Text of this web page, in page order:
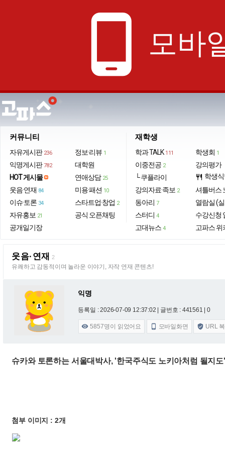
phone_android 모바
커뮤니티
자유게시판 236
익명게시판 782
HOT 게시물
웃음·연재 84
이슈·토론 34
자유홍보 21
공개일기장
정보·리뷰 1
대학원
연애상담 25
미용·패션 10
스타트업·창업 2
공식 오픈채팅
재학생
학과 TALK 111
이중전공 2
└ 쿠플라이
강의자료·족보 2
동아리 7
스터디 4
고대뉴스 4
학생회 1
강의평가
restaurant 학생
셔틀버스
열람실 (
수강신청
고파스 위
웃음·연재 2
유쾌하고 감동적이며 놀라운 이야기, 자작 연재 콘텐츠!
익명
등록일 : 2026-07-09 12:37:02 | 글번호 : 441561 | 0
 5857명이 읽었어요  모바일화면  URL
슈카와 토론하는 서울대박사, '한국주식도 노키아처럼 될지
첨부 이미지 : 2개